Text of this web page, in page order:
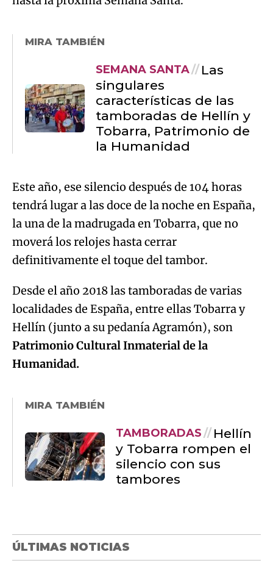
MIRA TAMBIÉN
SEMANA SANTA
Las
singulares
características de las
tamboradas de Hellín y
Tobarra, Patrimonio de
la Humanidad
Este año, ese silencio después de 104 horas
tendrá lugar a las doce de la noche en España,
la una de la madrugada en Tobarra, que no
moverá los relojes hasta cerrar
definitivamente el toque del tambor.
Desde el año 2018 las tamboradas de varias
localidades de España, entre ellas Tobarra y
Hellín (junto a su pedanía Agramón), son
Patrimonio Cultural Inmaterial de la
Humanidad.
MIRA TAMBIÉN
TAMBORADAS
Hellín
y Tobarra rompen el
silencio con sus
tambores
ÚLTIMAS NOTICIAS